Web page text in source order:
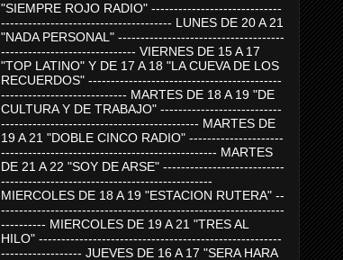
"SIEMPRE ROJO RADIO" -----------------------------
-------------------------------------- LUNES DE 20 A 21
"NADA PERSONAL" -------------------------------------
------------------------------ VIERNES DE 15 A 17
"TOP LATINO" Y DE 17 A 18 "LA CUEVA DE LOS
RECUERDOS" -------------------------------------------
---------------------------- MARTES DE 18 A 19 "DE
CULTURA Y DE TRABAJO" ---------------------------
-------------------------------------------- MARTES DE
19 A 21 "DOBLE CINCO RADIO" ---------------------
------------------------------------------------ MARTES
DE 21 A 22 "SOY DE ARSE" ---------------------------
-----------------------------------------------
MIERCOLES DE 18 A 19 "ESTACION RUTERA" --
---------------------------------------------------------------
---------- MIERCOLES DE 19 A 21 "TRES AL
HILO" ------------------------------------------------------
------------------ JUEVES DE 16 A 17 "SERA HARA